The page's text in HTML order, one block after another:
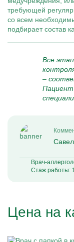
требующей
со всем
подбирает состав
Все
–
Пациент
Врач-
Стаж работы:
Цена на